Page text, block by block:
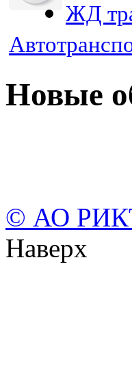
ЖД
Новые
© АО
Наверх